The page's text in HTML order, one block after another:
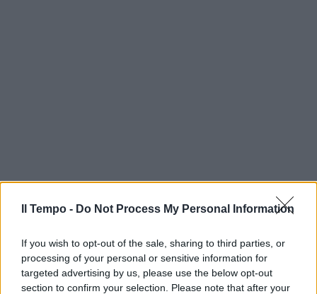
Il Tempo - Do Not Process My Personal Information
If you wish to opt-out of the sale, sharing to third parties, or
processing of your personal or sensitive information for
targeted advertising by us, please use the below opt-out
section to confirm your selection. Please note that after your